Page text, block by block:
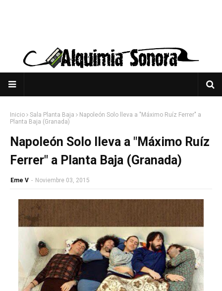
Inicio Sala Planta Baja
Napoleón Solo lleva a "Máximo Ruíz Ferrer" a
Planta Baja (Granada)
Napoleón Solo lleva a "Máximo Ruíz
Ferrer" a Planta Baja (Granada)
Eme V - Noviembre 03, 2015